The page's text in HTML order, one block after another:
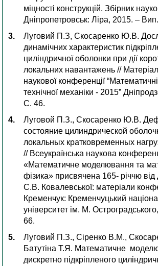
міцності конструкцій. Збірник
Дніпропетровськ: Ліра, 2015. –
Луговий П.З, Скосаренко Ю.В.
динамічних характеристик
циліндричної оболонки при дії
локальних навантажень //
наукової конференції
технічної механіки - 2015”
С. 46.
Луговой П.З., Скосаренко Ю.В.
состояние цилиндрической
локальных кратковременных
// Всеукраїнська наукова
«Математичне моделювання та
фізика» присвячена 165- річчю
С.В. Ковалевської: матеріали
Кременчук: Кременчуцький
університет ім. М.
66.
Луговий П.З., Сіренко В.М.,
Батутіна Т.Я. Математичне
дискретно підкріпленого